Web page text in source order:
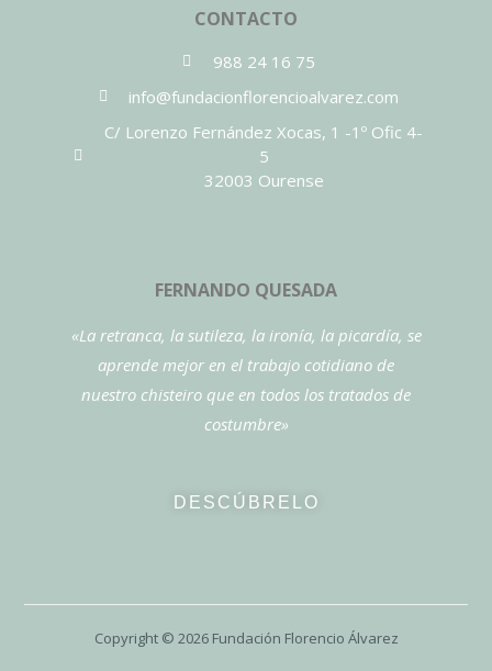
CONTACTO
988 24 16 75
info@fundacionflorencioalvarez.com
C/ Lorenzo Fernández Xocas, 1 -1º Ofic 4-
5
32003 Ourense
FERNANDO QUESADA
«La retranca, la sutileza, la ironía, la picardía, se
aprende mejor en el trabajo cotidiano de
nuestro chisteiro que en todos los tratados de
costumbre»
DESCÚBRELO
Copyright © 2026Fundación Florencio Álvarez